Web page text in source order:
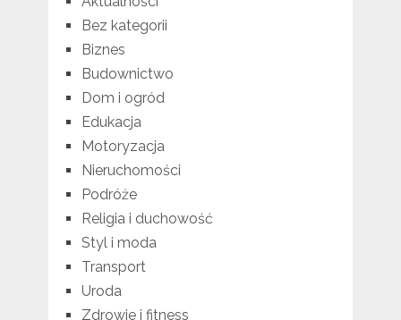
Bez kategorii
Biznes
Budownictwo
Dom i ogród
Edukacja
Motoryzacja
Nieruchomości
Podróże
Religia i duchowość
Styl i moda
Transport
Uroda
Zdrowie i fitness